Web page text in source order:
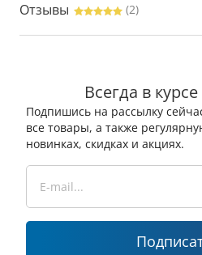
Отзывы (2)
Всегда в
Подпишись на рассылку
все товары, а также
новинках, скидках и акциях.